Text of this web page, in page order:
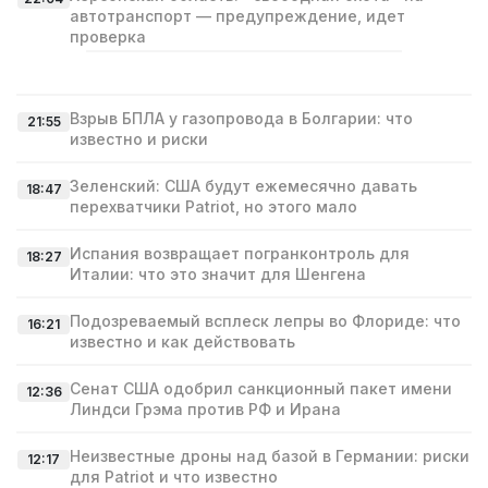
автотранспорт — предупреждение, идет
проверка
21:55
Взрыв БПЛА у газопровода в Болгарии: что
известно и риски
18:47 Зеленский: США будут ежемесячно давать
перехватчики Patriot, но этого мало
18:27 Испания возвращает погранконтроль для
Италии: что это значит для Шенгена
16:21
Подозреваемый всплеск лепры во Флориде: что
известно и как действовать
12:36 Сенат США одобрил санкционный пакет имени
Линдси Грэма против РФ и Ирана
12:17
Неизвестные дроны над базой в Германии: риски
для Patriot и что известно